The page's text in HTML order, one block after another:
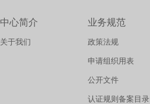
中心简介
关于我们
业务规范
政策法规
申请组织用表
公开文件
认证规则备案目录